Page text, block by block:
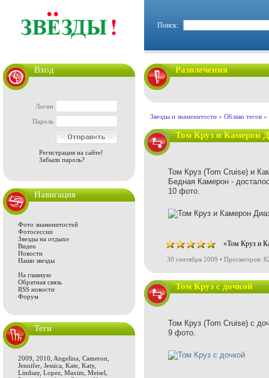
Поиск:
Вход
Логин
Пароль
Регистрация на сайте!
Забыли пароль?
Навигация
Фото знаменитостей
Фотосессии
Звезды на отдыхе
Видео
Новости
Наши звезды
На главную
Обратная связь
RSS новости
Форум
Теги
2009 2010 Angelina Cameron
Jennifer Jessica Kate Katy,
Lindsay, Lopez Maxim Meisel
Развлечения
Звезды и знаменитости » Облако тегов »
Том Круз и Камерон
Том Круз (Tom Cruise) и
Бедная Камерон -
10 фото.
«Том Круз и
30 сентября 2009 • Просмотров:
Том Круз с дочкой
Том Круз (Tom Cruise) с
9 фото.